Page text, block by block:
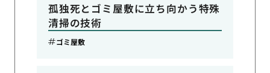
孤独死とゴミ屋敷に立ち向かう特殊
清掃の技術
ゴミ屋敷